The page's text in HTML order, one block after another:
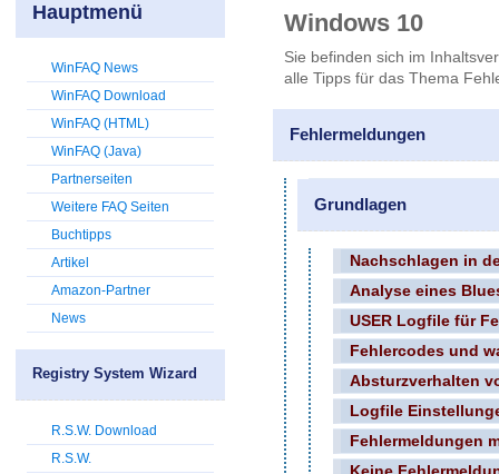
Windows 10
Sie befinden sich im
alle Tipps für das Thema
Fehlermeldungen
Grundlagen
Nachschlagen in
Analyse eines
USER Logfile für
Fehlercodes und
Absturzverhalten
Logfile
Fehlermeldungen
Hauptmenü
WinFAQ News
WinFAQ Download
WinFAQ (HTML)
WinFAQ (Java)
Partnerseiten
Weitere FAQ Seiten
Buchtipps
Artikel
Amazon-Partner
News
Registry System Wizard
R.S.W. Download
R.S.W.